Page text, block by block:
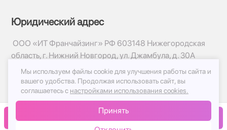
В корзину
Юридический адрес
ООО «ИТ Франчайзинг» РФ 603148 Нижегородская
область, г. Нижний Новгород, ул. Джамбула, д. 30А
© 2017-2026г, База Цветов 24.ру
Политика конфиденциальности
Публичная оферта
Мы используем файлы cookie для улучшения работы сайта и
вашего удобства. Продолжая использовать сайт, вы
соглашаетесь с настройками использования cookies.
Принять